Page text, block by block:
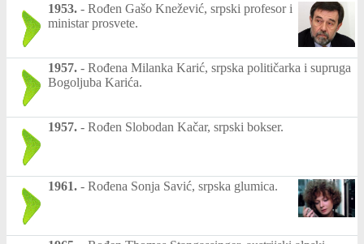
1953. - Rođen Gašo Knežević, srpski profesor i
ministar prosvete.
1957. - Rođena Milanka Karić, srpska političarka i supruga
Bogoljuba Karića.
1957. - Rođen Slobodan Kačar, srpski bokser.
1961. - Rođena Sonja Savić, srpska glumica.